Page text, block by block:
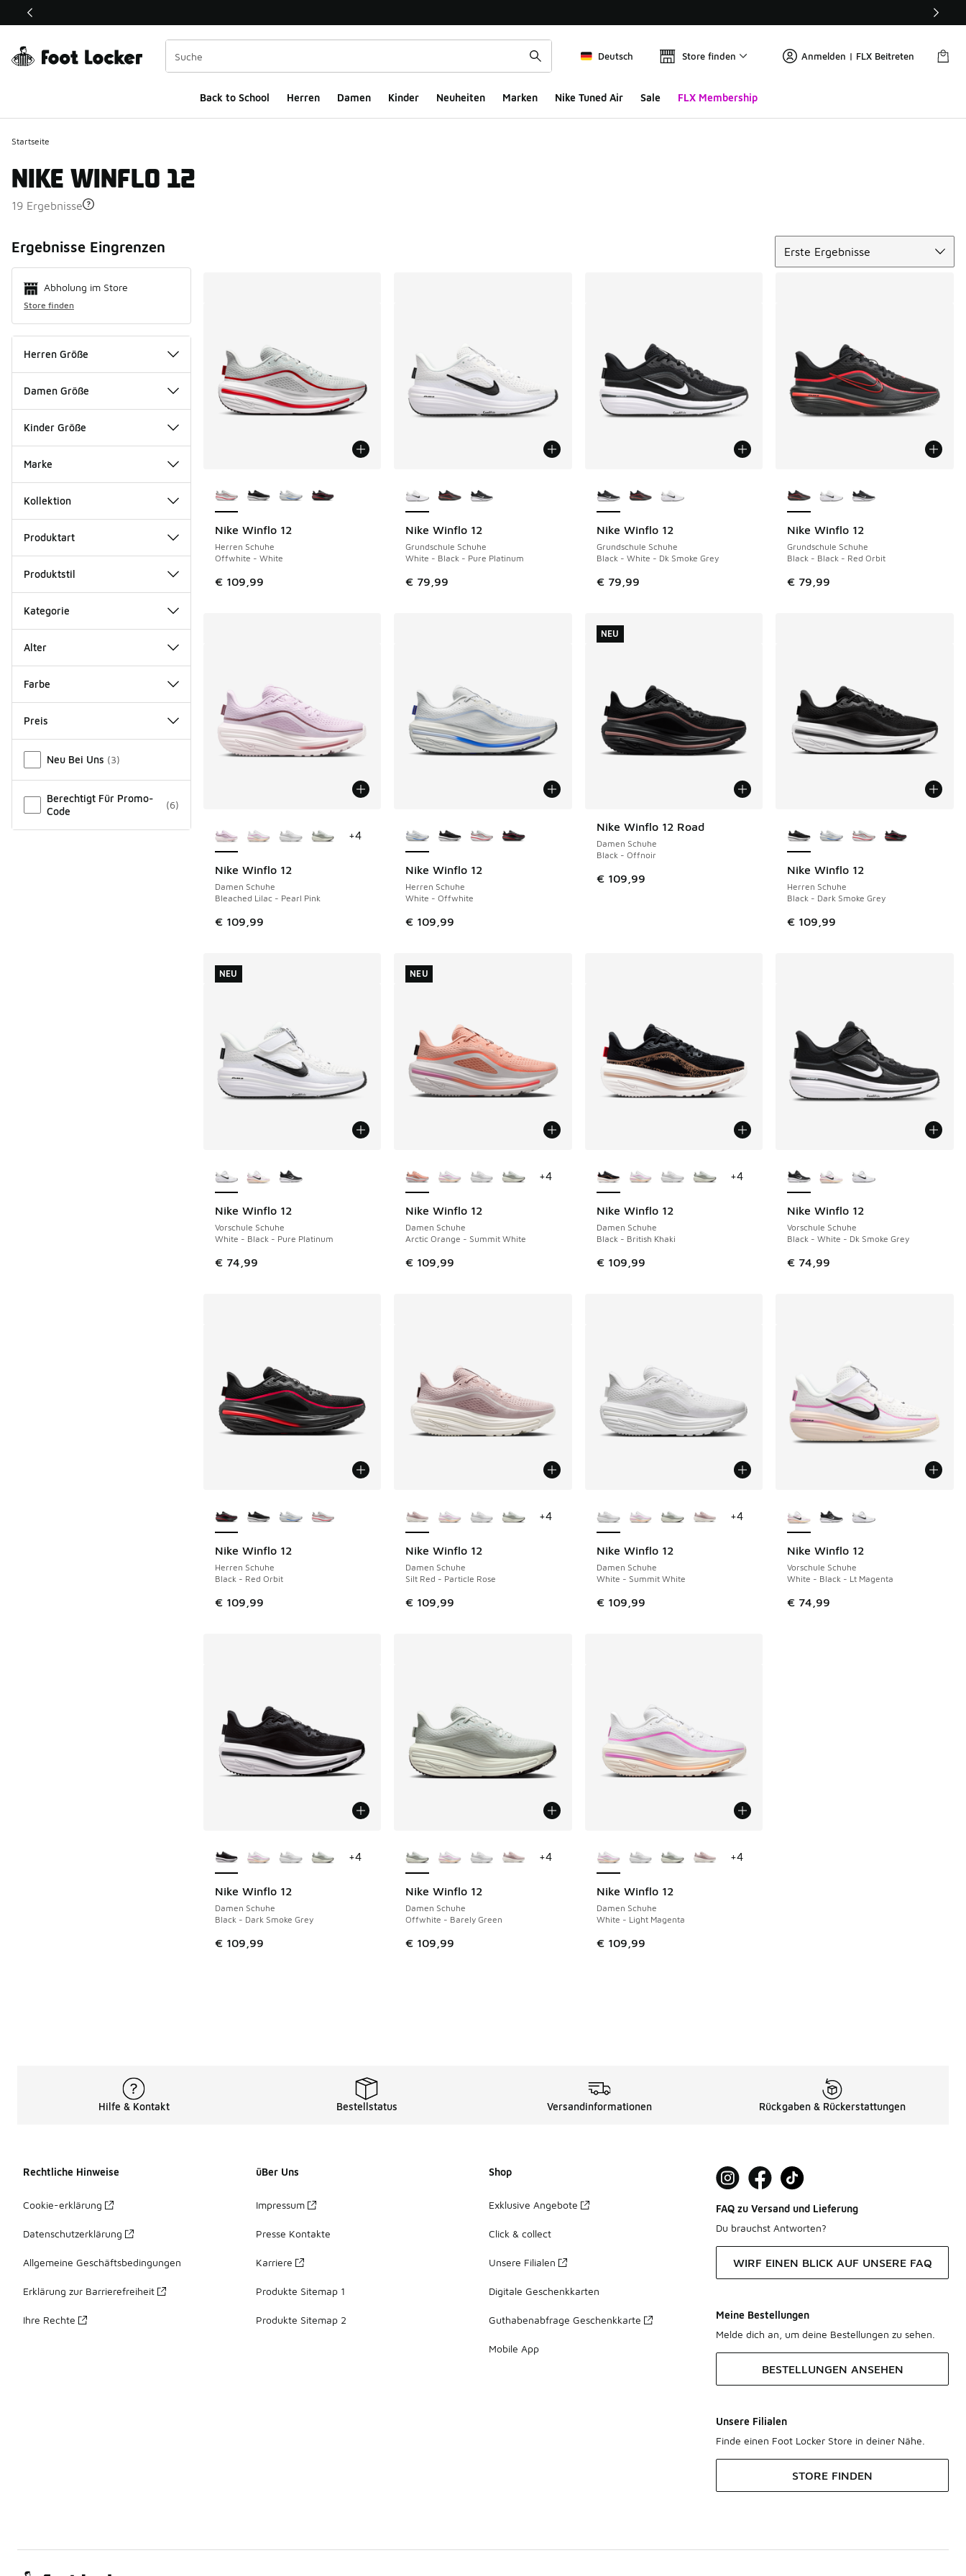
Dieser Link öffnet sich in einem neuen Fenster
Deutsch Store finden Anmelden | FLX Beitreten
Back to School Herren Damen Kinder Neuheiten Marken Nike Tuned Air Sale FLX Membership
Startseite
NIKE WINFLO 12
19 Ergebnisse
Ergebnisse Eingrenzen
Abholung im Store
Store finden
Herren Größe
Damen Größe
Kinder Größe
Marke
Kollektion
Produktart
Produktstil
Kategorie
Alter
Farbe
Preis
Neu Bei Uns (3)
Berechtigt Für Promo-
Code
(6)
Erste Ergebnisse
Nike Winflo 12
Herren Schuhe
Offwhite - White
€ 109,99
Nike Winflo 12
Grundschule Schuhe
White - Black - Pure Platinum
€ 79,99
Nike Winflo 12
Grundschule Schuhe
Black - White - Dk Smoke Grey
€ 79,99
Nike Winflo 12
Grundschule Schuhe
Black - Black - Red Orbit
€ 79,99
Nike Winflo 12
Damen Schuhe
Bleached Lilac - Pearl Pink
€ 109,99
+4
Nike Winflo 12
Herren Schuhe
White - Offwhite
€ 109,99
Nike Winflo 12 Road
Damen Schuhe
Black - Offnoir
€ 109,99
NEU
NEU
Nike Winflo 12
Herren Schuhe
Black - Dark Smoke Grey
€ 109,99
Nike Winflo 12
Vorschule Schuhe
White - Black - Pure Platinum
€ 74,99
NEU
NEU
Nike Winflo 12
Damen Schuhe
Arctic Orange - Summit White
€ 109,99
NEU
+4
NEU
Nike Winflo 12
Damen Schuhe
Black - British Khaki
€ 109,99
+4
Nike Winflo 12
Vorschule Schuhe
Black - White - Dk Smoke Grey
€ 74,99
Nike Winflo 12
Herren Schuhe
Black - Red Orbit
€ 109,99
Nike Winflo 12
Damen Schuhe
Silt Red - Particle Rose
€ 109,99
+4
Nike Winflo 12
Damen Schuhe
White - Summit White
€ 109,99
+4
Nike Winflo 12
Vorschule Schuhe
White - Black - Lt Magenta
€ 74,99
Nike Winflo 12
Damen Schuhe
Black - Dark Smoke Grey
€ 109,99
+4
Nike Winflo 12
Damen Schuhe
Offwhite - Barely Green
€ 109,99
+4
Nike Winflo 12
Damen Schuhe
White - Light Magenta
€ 109,99
+4
Hilfe & Kontakt Bestellstatus Versandinformationen Rückgaben & Rückerstattungen
Rechtliche Hinweise
Cookie-erklärung
Datenschutzerklärung
Allgemeine Geschäftsbedingungen
Erklärung zur Barrierefreiheit
Ihre Rechte
üBer Uns
Impressum
Presse Kontakte
Karriere
Produkte Sitemap 1
Produkte Sitemap 2
Shop
Exklusive Angebote
Click & collect
Unsere Filialen
Digitale Geschenkkarten
Guthabenabfrage Geschenkkarte
Mobile App
FAQ zu Versand und Lieferung
Du brauchst Antworten?
WIRF EINEN BLICK AUF UNSERE FAQ
Meine Bestellungen
Melde dich an, um deine Bestellungen zu sehen.
BESTELLUNGEN ANSEHEN
Unsere Filialen
Finde einen Foot Locker Store in deiner Nähe.
STORE FINDEN